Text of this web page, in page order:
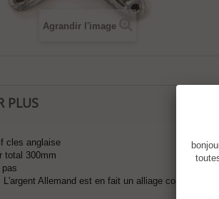
Agrandir l'image
PLUS
cles anglaise
total 300mm
pas
L'argent Allemand est en fait un alliage connu sous